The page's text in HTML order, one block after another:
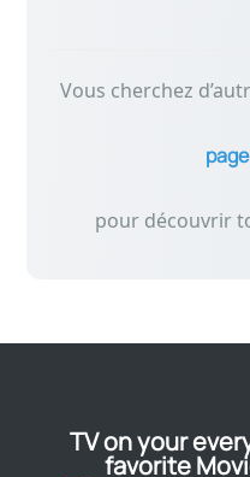
Vous cherchez
pour découvrir
TV on your
favorite